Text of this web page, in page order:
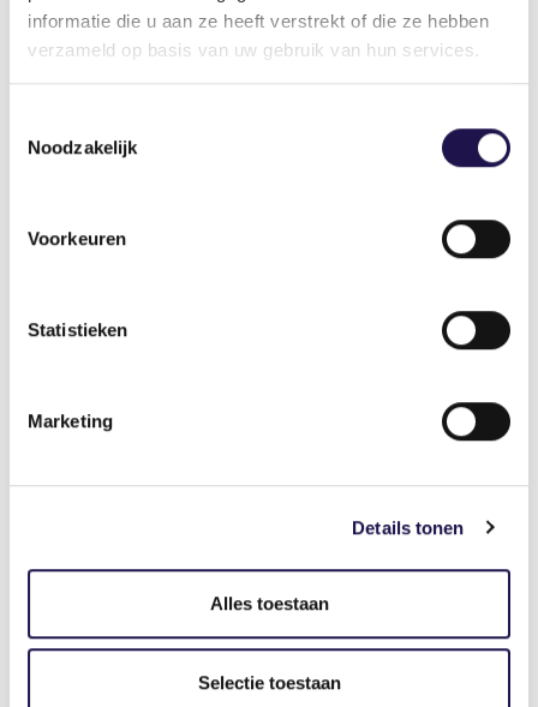
informatie die u aan ze heeft verstrekt of die ze hebben
verzameld op basis van uw gebruik van hun services.
Noodzakelijk
Voorkeuren
Statistieken
Marketing
Details tonen
Alles toestaan
Selectie toestaan
maken. Want óók ik wind me enorm op over
ongestraft blijven bestaan. Het moet echt
Gerelateerde artikelen